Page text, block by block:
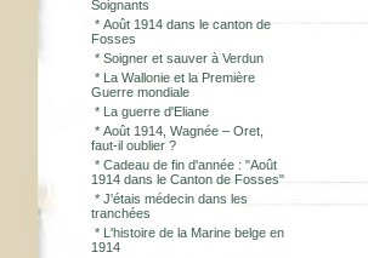
Soignants
* Août 1914 dans le canton de
Fosses
* Soigner et sauver à Verdun
* La Wallonie et la Première
Guerre mondiale
* La guerre d'Eliane
* Août 1914, Wagnée – Oret,
faut-il oublier ?
* Cadeau de fin d'année : "Août
1914 dans le Canton de Fosses"
* J'étais médecin dans les
tranchées
* L'histoire de la Marine belge en
1914